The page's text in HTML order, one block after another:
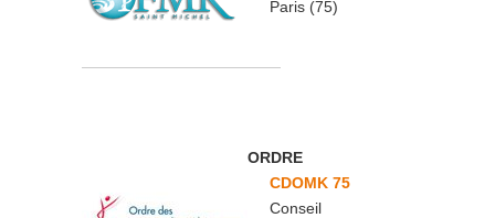
Paris (75)
ORDRE
CDOMK 75
Conseil